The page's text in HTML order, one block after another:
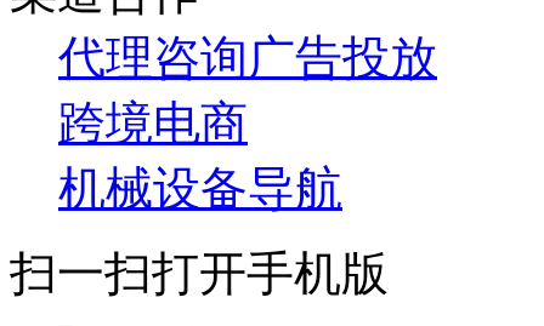
代理咨询广告投放
跨境电商
机械设备导航
扫一扫打开手机版